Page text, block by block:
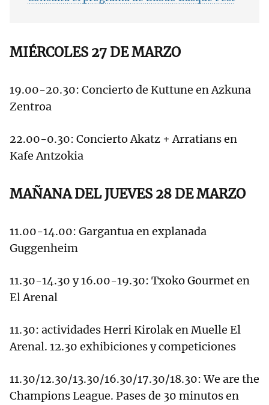
MIÉRCOLES 27 DE MARZO
19.00-20.30: Concierto de Kuttune en Azkuna
Zentroa
22.00-0.30: Concierto Akatz + Arratians en
Kafe Antzokia
MAÑANA DEL JUEVES 28 DE MARZO
11.00-14.00: Gargantua en explanada
Guggenheim
11.30-14.30 y 16.00-19.30: Txoko Gourmet en
El Arenal
11.30: actividades Herri Kirolak en Muelle El
Arenal. 12.30 exhibiciones y competiciones
11.30/12.30/13.30/16.30/17.30/18.30: We are the
Champions League. Pases de 30 minutos en